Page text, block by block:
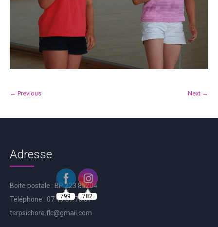
← Previous Next →
Adresse
Boite postale : BP 223 85204
Téléphone : 07.49.57.76.81
terpsichore.flc@gmail.com
799 782